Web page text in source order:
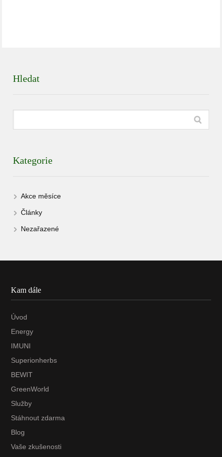
Hledat
Kategorie
Akce měsíce
Články
Nezařazené
Kam dále
Úvod
Energy
IMUNI
Superionherbs
BEWIT
GreenWorld
Služby
Stáhnout zdarma
Blog
Vaše zkušenosti